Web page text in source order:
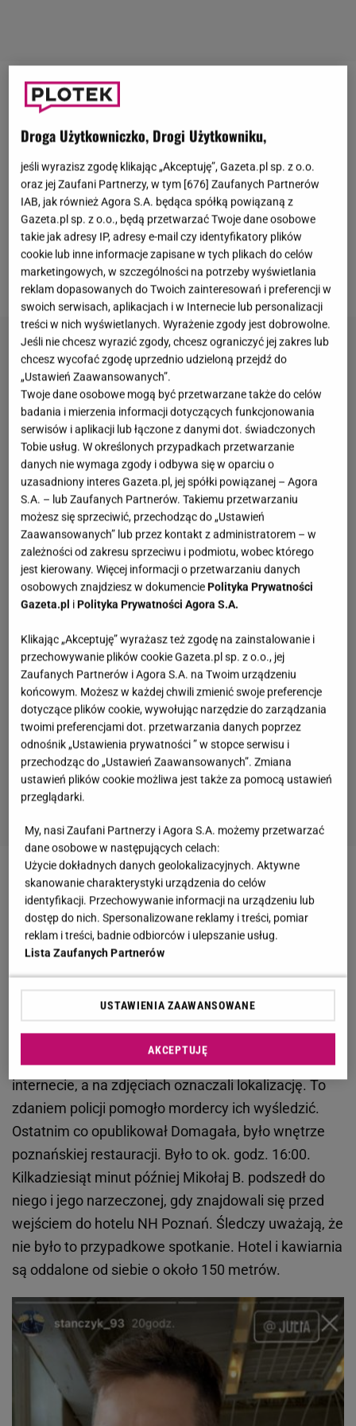
16 lipca około godziny 17:00 w centrum Poznania
Konrad Domagała, zwany jako Kordian,został
zastrzelonyw restauracji przy hotelu NH Poznań. Do
mężczyzny strzelał były chłopak jego
narzeczonej Mikołaj B. Sam później popełnił
samobójstwo na oczach dziewczyny. Policja sądzi,
że sprawca zaplanował zbrodnię. Śledził
zakochanych na Instagramie.
Zobacz wideo21-latek ostrzeliwał przejeżdżające
samochoty. Usłyszał dziewięć zarzutów
Mikołaj B. śledził randkę blogera na Instagramie
Feralnej niedzieli Konrad Domagała razem z
narzeczonąwybrali się na randkę do Poznania.
Zakochani spędzili czas w muzeum, a później udali
się do kawiarni. Wszystko dokładnie relacjonowali w
internecie, a na zdjęciach oznaczali lokalizację. To
zdaniem policji pomogło mordercy ich wyśledzić.
Ostatnim co opublikował Domagała, było wnętrze
poznańskiej restauracji. Było to ok. godz. 16:00.
Kilkadziesiąt minut później Mikołaj B. podszedł do
niego i jego narzeczonej, gdy znajdowali się przed
wejściem do hotelu NH Poznań. Śledczy uważają, że
nie było to przypadkowe spotkanie. Hotel i kawiarnia
są oddalone od siebie o około 150 metrów.
Droga Użytkowniczko, Drogi Użytkowniku,
jeśli wyrazisz zgodę klikając „Akceptuję”, Gazeta.pl sp. z o.o.
oraz jej Zaufani Partnerzy, w tym [676] Zaufanych Partnerów
IAB, jak również Agora S.A. będąca spółką powiązaną z
Gazeta.pl sp. z o.o., będą przetwarzać Twoje dane osobowe
takie jak adresy IP, adresy e-mail czy identyfikatory plików
cookie lub inne informacje zapisane w tych plikach do celów
marketingowych, w szczególności na potrzeby wyświetlania
reklam dopasowanych do Twoich zainteresowań i preferencji w
swoich serwisach, aplikacjach i w Internecie lub personalizacji
treści w nich wyświetlanych. Wyrażenie zgody jest dobrowolne.
Jeśli nie chcesz wyrazić zgody, chcesz ograniczyć jej zakres lub
chcesz wycofać zgodę uprzednio udzieloną przejdź do
„Ustawień Zaawansowanych”.
Twoje dane osobowe mogą być przetwarzane także do celów
badania i mierzenia informacji dotyczących funkcjonowania
serwisów i aplikacji lub łączone z danymi dot. świadczonych
Tobie usług. W określonych przypadkach przetwarzanie
danych nie wymaga zgody i odbywa się w oparciu o
uzasadniony interes Gazeta.pl, jej spółki powiązanej – Agora
S.A. – lub Zaufanych Partnerów. Takiemu przetwarzaniu
możesz się sprzeciwić, przechodząc do „Ustawień
Zaawansowanych” lub przez kontakt z administratorem – w
zależności od zakresu sprzeciwu i podmiotu, wobec którego
jest kierowany. Więcej informacji o przetwarzaniu danych
osobowych znajdziesz w dokumencie Polityka Prywatności
Gazeta.pl i Polityka Prywatności Agora S.A.
Klikając „Akceptuję” wyrażasz też zgodę na zainstalowanie i
przechowywanie plików cookie Gazeta.pl sp. z o.o., jej
Zaufanych Partnerów i Agora S.A. na Twoim urządzeniu
końcowym. Możesz w każdej chwili zmienić swoje preferencje
dotyczące plików cookie, wywołując narzędzie do zarządzania
twoimi preferencjami dot. przetwarzania danych poprzez
odnośnik „Ustawienia prywatności ” w stopce serwisu i
przechodząc do „Ustawień Zaawansowanych”. Zmiana
ustawień plików cookie możliwa jest także za pomocą ustawień
przeglądarki.
My, nasi Zaufani Partnerzy i Agora S.A. możemy przetwarzać
dane osobowe w następujących celach:
Użycie dokładnych danych geolokalizacyjnych. Aktywne
skanowanie charakterystyki urządzenia do celów
identyfikacji. Przechowywanie informacji na urządzeniu lub
dostęp do nich. Spersonalizowane reklamy i treści, pomiar
reklam i treści, badnie odbiorców i ulepszanie usług.
Lista Zaufanych Partnerów
USTAWIENIA ZAAWANSOWANE
AKCEPTUJĘ